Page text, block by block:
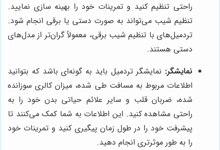
راحتی تنظیم کنید و تمرینات خود را بهینه سازی نمایید.
تنظیم شیب می‌تواند به صورت دستی یا برقی انجام شود.
تردمیل‌های با تنظیم شیب برقی، معمولاً گران‌تر از مدل‌های
دستی هستند.
نمایشگر: نمایشگر تردمیل باید به گونه‌ای باشد که بتوانید
اطلاعات مربوط به مسافت طی شده، میزان کالری سوزانده
شده، ضربان قلب و سایر علائم حیاتی بدن خود را به
راحتی مشاهده کنید. این اطلاعات به شما کمک می‌کنند تا
پیشرفت خود را در طول زمان پیگیری کنید و تمرینات خود
را به طور موثرتری انجام دهید.